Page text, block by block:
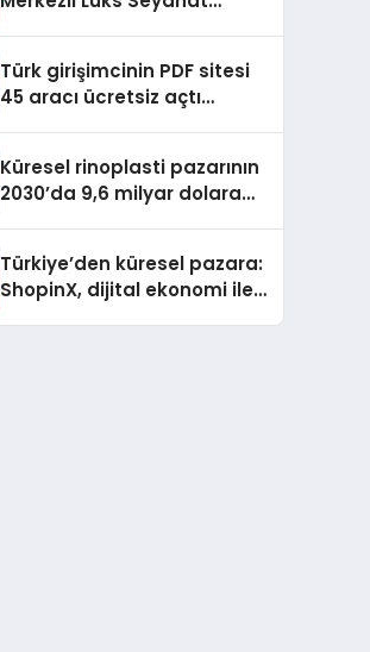
Türk girişimcinin PDF sitesi
45 aracı ücretsiz açtı
Küresel rinoplasti pazarının
2030’da 9,6 milyar dolara
Türkiye’den küresel pazara:
ShopinX, dijital ekonomi ile